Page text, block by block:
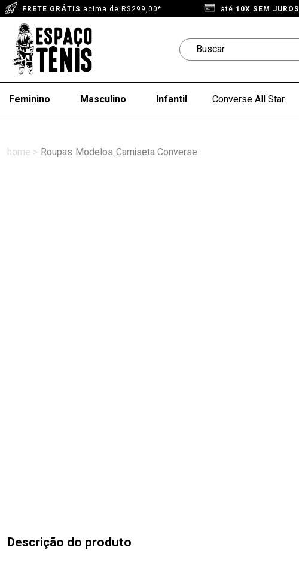
FRETE GRÁTIS acima de R$299,00* até 10X SEM JUROS
Feminino Masculino Infantil Converse All Star
Roupas Modelos Camiseta Converse
Descrição do produto